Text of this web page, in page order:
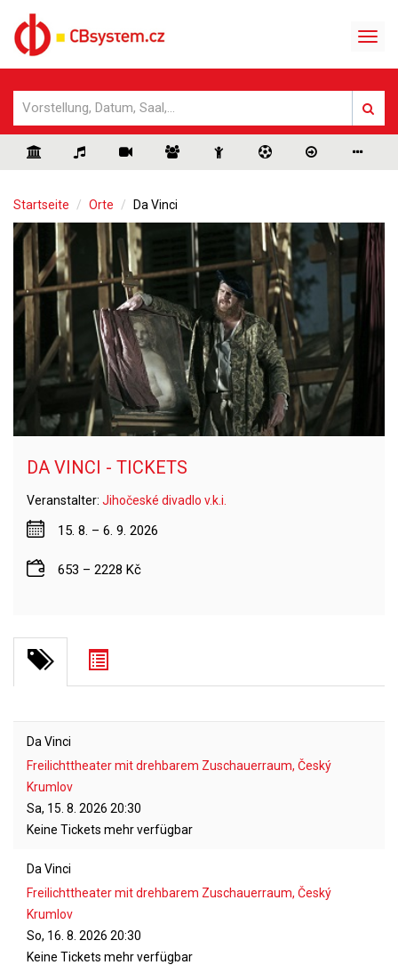
Startseite Orte Da Vinci
DA VINCI - TICKETS
Veranstalter: Jihočeské divadlo v.k.i.
15. 8. – 6. 9. 2026
653 – 2228 Kč
Da Vinci
Freilichttheater mit drehbarem Zuschauerraum, Český
Krumlov
Sa, 15. 8. 2026 20:30
Keine Tickets mehr verfügbar
Da Vinci
Freilichttheater mit drehbarem Zuschauerraum, Český
Krumlov
So, 16. 8. 2026 20:30
Keine Tickets mehr verfügbar